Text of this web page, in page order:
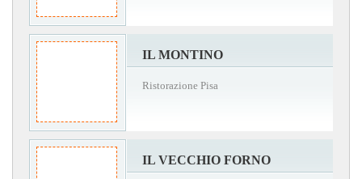
IL MONTINO
Ristorazione Pisa
IL VECCHIO FORNO